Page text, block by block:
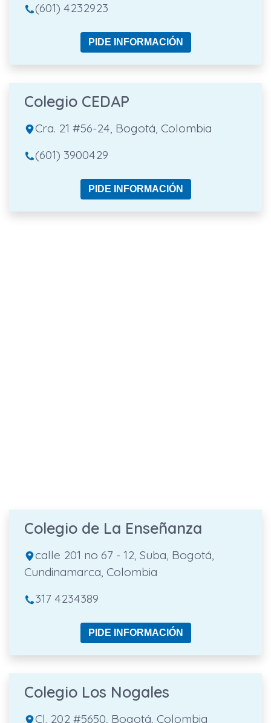
(601) 4232923
PIDE INFORMACIÓN
Colegio CEDAP
Cra. 21 #56-24, Bogotá, Colombia
(601) 3900429
PIDE INFORMACIÓN
Colegio de La Enseñanza
calle 201 no 67 - 12, Suba, Bogotá,
Cundinamarca, Colombia
317 4234389
PIDE INFORMACIÓN
Colegio Los Nogales
Cl. 202 #5650, Bogotá, Colombia